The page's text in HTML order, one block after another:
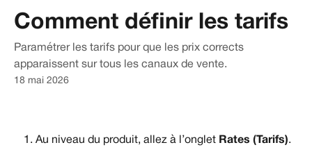
Comment définir les tarifs
Paramétrer les tarifs pour que les prix corrects
apparaissent sur tous les canaux de vente.
18 mai 2026
Au niveau du produit, allez à l’onglet Rates (Tarifs).